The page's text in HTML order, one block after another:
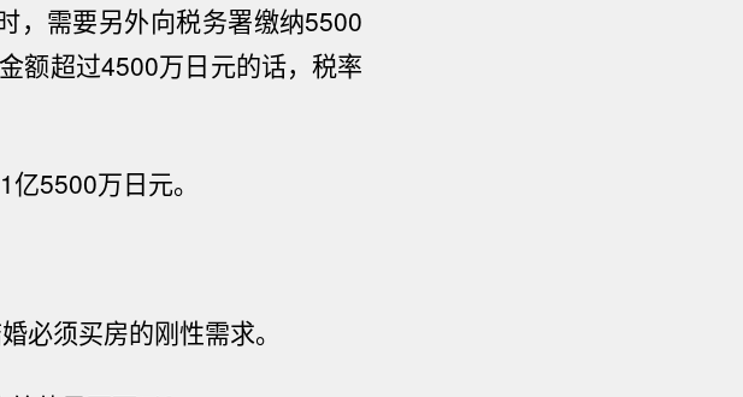
，需要另外向税务署缴纳5500
额超过4500万日元的话，税率
1亿5500万日元。
必须买房的刚性需求。